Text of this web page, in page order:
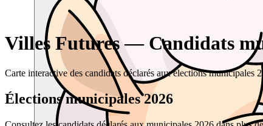
Villes Futures — Candidats
Carte interactive des candidats déclarés aux élections municipales
Élections municipales 2026